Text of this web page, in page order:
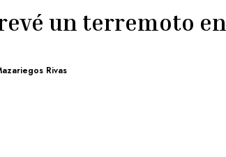
un terremoto en
Rivas